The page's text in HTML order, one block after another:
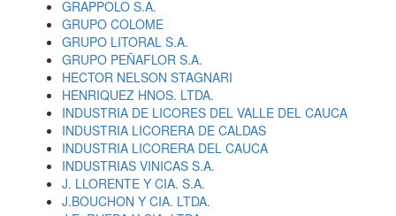
GRAPPOLO S.A.
GRUPO COLOME
GRUPO LITORAL S.A.
GRUPO PEÑAFLOR S.A.
HECTOR NELSON STAGNARI
HENRIQUEZ HNOS. LTDA.
INDUSTRIA DE LICORES DEL VALLE DEL CAUCA
INDUSTRIA LICORERA DE CALDAS
INDUSTRIA LICORERA DEL CAUCA
INDUSTRIAS VINICAS S.A.
J. LLORENTE Y CIA. S.A.
J.BOUCHON Y CIA. LTDA.